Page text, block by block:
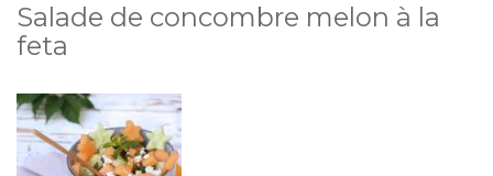
Salade de concombre melon à la
feta